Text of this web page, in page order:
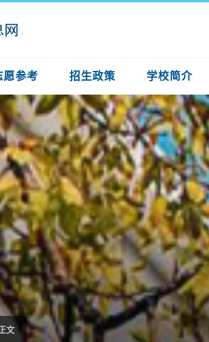
愿参考 招生政策 学校简介
文